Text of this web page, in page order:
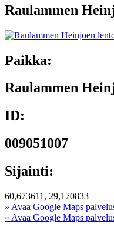
Raulammen
Paikka:
Raulammen
ID:
009051007
Sijainti:
60,673611, 29,170833
» Avaa Google Maps
» Avaa Google Maps